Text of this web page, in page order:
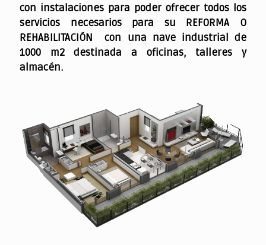
con instalaciones para poder ofrecer todos los
servicios necesarios para su REFORMA O
REHABILITACIÓN con una nave industrial de
1000 m2 destinada a oficinas, talleres y
almacén.